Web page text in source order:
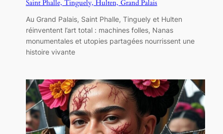
Saint Phalle, Tinguely, Hulten, Grand Palais
Au Grand Palais, Saint Phalle, Tinguely et Hulten
réinventent l’art total : machines folles, Nanas
monumentales et utopies partagées nourrissent une
histoire vivante